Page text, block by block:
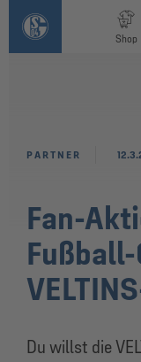
Shop
Fan-
Du willst die
PARTNER